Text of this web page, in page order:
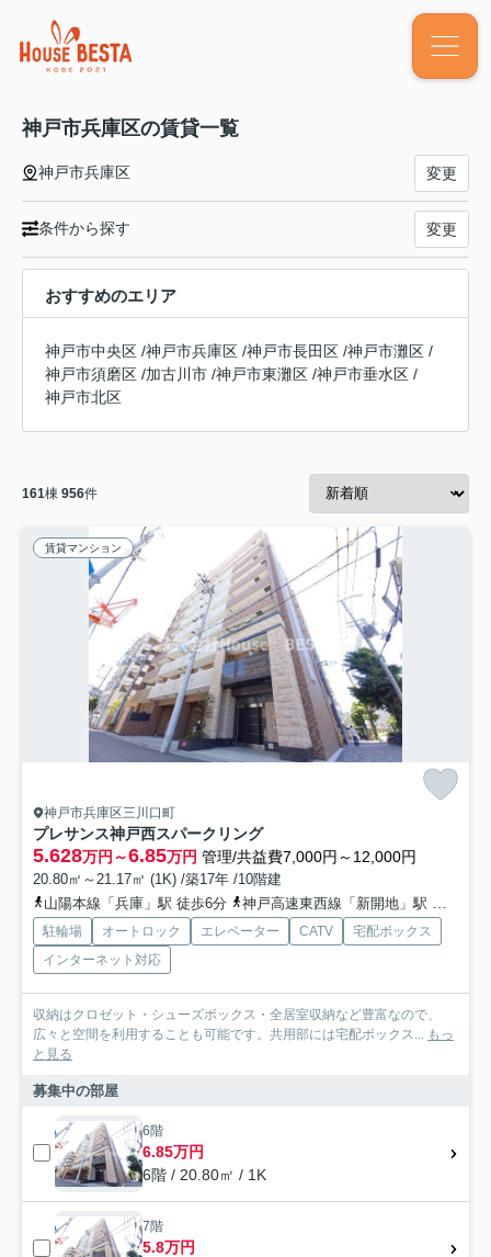
神戸市兵庫区の賃貸一覧
神戸市兵庫区 変更
条件から探す 変更
おすすめのエリア
神戸市中央区 /神戸市兵庫区 /神戸市長田区 /神戸市灘区 /
神戸市須磨区 /加古川市 /神戸市東灘区 /神戸市垂水区 /
神戸市北区
161棟 956件
賃貸マンション
神戸市兵庫区三川口町
プレサンス神戸西スパークリング
5.628万円～6.85万円 管理/共益費7,000円～12,000円
20.80㎡～21.17㎡ (1K) /築17年 /10階建
山陽本線「兵庫」駅 徒歩6分
神戸高速東西線「新開地」駅 徒歩8分
駐輪場 オートロック エレベーター CATV
宅配ボックス
インターネット対応
収納はクロゼット・シューズボックス・全居室収納など豊富なので、
広々と空間を利用することも可能です。共用部には宅配ボックス...
もっ
と見る
募集中の部屋
6階
6.85万円
6階 / 20.80㎡ / 1K
7階
5.8万円